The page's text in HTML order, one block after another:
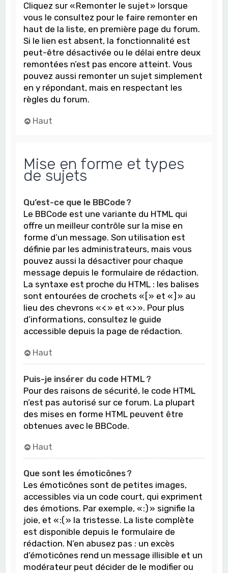
Cliquez sur « Remonter le sujet » lorsque
vous le consultez pour le faire remonter en
haut de la liste, en première page du forum.
Si le lien est absent, la fonctionnalité est
peut-être désactivée ou le délai entre deux
remontées n’est pas encore atteint. Vous
pouvez aussi remonter un sujet simplement
en y répondant, mais en respectant les
règles du forum.
Haut
Mise en forme et types
de sujets
Qu’est-ce que le BBCode ?
Le BBCode est une variante du HTML qui
offre un meilleur contrôle sur la mise en
forme d’un message. Son utilisation est
définie par les administrateurs, mais vous
pouvez aussi la désactiver pour chaque
message depuis le formulaire de rédaction.
La syntaxe est proche du HTML : les balises
sont entourées de crochets « [ » et « ] » au
lieu des chevrons « < » et « > ». Pour plus
d’informations, consultez le guide
accessible depuis la page de rédaction.
Haut
Puis-je insérer du code HTML ?
Pour des raisons de sécurité, le code HTML
n’est pas autorisé sur ce forum. La plupart
des mises en forme HTML peuvent être
obtenues avec le BBCode.
Haut
Que sont les émoticônes ?
Les émoticônes sont de petites images,
accessibles via un code court, qui expriment
des émotions. Par exemple, « :) » signifie la
joie, et « :( » la tristesse. La liste complète
est disponible depuis le formulaire de
rédaction. N’en abusez pas : un excès
d’émoticônes rend un message illisible et un
modérateur peut décider de le modifier ou